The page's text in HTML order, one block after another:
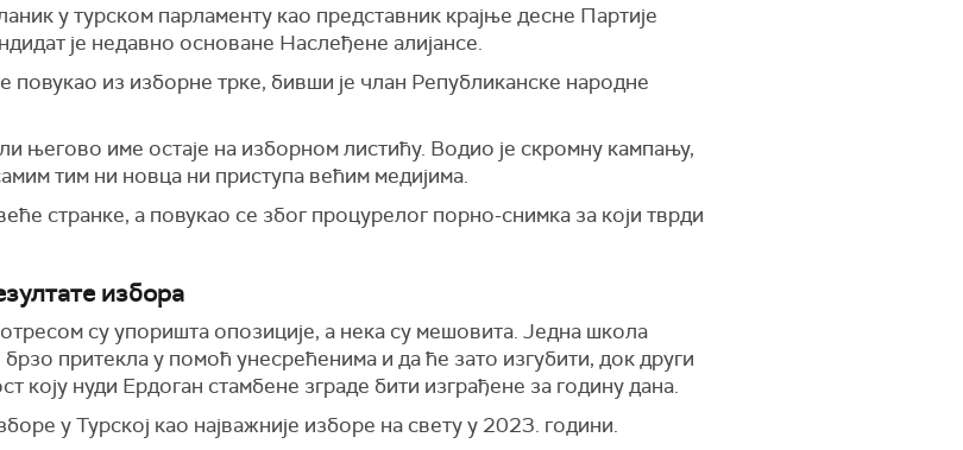
у турском парламенту као представник крајње десне Партије
је недавно основане Наслеђене алијансе.
из изборне трке, бивши је члан Републиканске народне
његово име остаје на изборном листићу. Водио је скромну кампању,
тим ни новца ни приступа већим медијима.
странке, а повукао се због процурелог порно-снимка за који тврди
избора
су упоришта опозиције, а нека су мешовита. Једна школа
притекла у помоћ унесрећенима и да ће зато изгубити, док други
коју нуди Ердоган стамбене зграде бити изграђене за годину дана.
у Турској као најважније изборе на свету у 2023. години.